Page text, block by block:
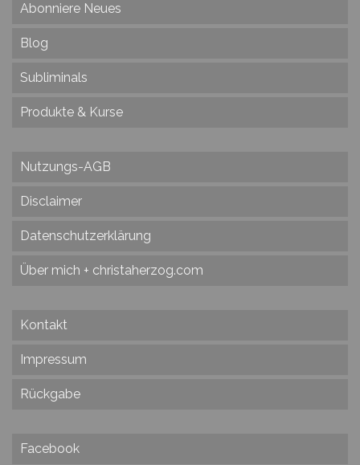
Abonniere Neues
Blog
Subliminals
Produkte & Kurse
Nutzungs-AGB
Disclaimer
Datenschutzerklärung
Über mich + christaherzog.com
Kontakt
Impressum
Rückgabe
Facebook